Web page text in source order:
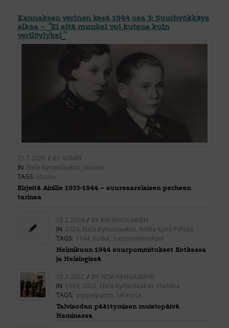
Kannaksen verinen kesä 1944 osa 3: Suurhyökkäys
alkaa – ”Ei sitä muuksi voi kutsua kuin
verilöylyksi”
25.7.2025 / BY ADMIN
IN Etelä-Kymenlaakso, etusivu
TAGS: Etusivu
Kirjeitä Ainille 1933-1944 – suursaarelaisen perheen
tarinaa
15.2.2024 / BY KAI SAVOLAINEN
IN 2024, Etelä-Kymenlaakso, Kotka-Kymi-Pyhtää
TAGS: 1944, Kotka, suurpommitukset
Helmikuun 1944 suurpommitukset Kotkassa
ja Helsingissä
15.3.2022 / BY VESA KANGASMÄKI
IN 1939, 2022, Etelä-Kymenlaakso, Hamina
TAGS: seppelpartio, talvisota
Talvisodan päättymisen muistopäivä
Haminassa